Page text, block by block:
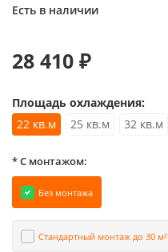
Есть в наличии
28 410 ₽
Площадь охлаждения:
22 кв.м
25 кв.м 32 кв.м
* С монтажом:
Без монтажа
Стандартный монтаж до 30 м²